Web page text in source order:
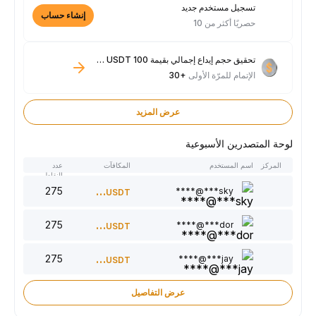
تسجيل مستخدم جديد
حصريًا أكثر من 10
إنشاء حساب
تحقيق حجم إيداع إجمالي بقيمة 100 USDT فأكثر
الإتمام للمرّة الأولى+30
عرض المزيد
لوحة المتصدرين الأسبوعية
المركز اسم المستخدم المكافآت
النقاط
sky***@****
300USDT
dor***@****
220USDT
jay***@****
150USDT
عرض التفاصيل